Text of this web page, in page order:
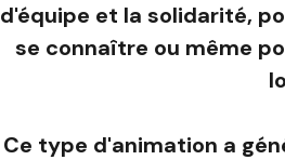
d'équipe et la solidarité,
se connaître ou même
Ce type d'animation a